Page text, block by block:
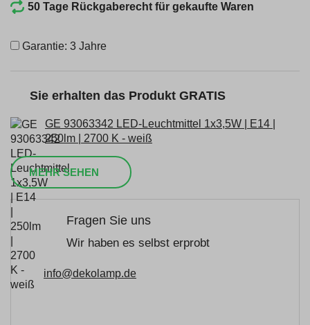
50 Tage Rückgaberecht für gekaufte Waren
Garantie: 3 Jahre
Sie erhalten das Produkt GRATIS
GE 93063342 LED-Leuchtmittel 1x3,5W | E14 |
250lm | 2700 K - weiß
MEHR SEHEN
Fragen Sie uns
Wir haben es selbst erprobt
info@dekolamp.de